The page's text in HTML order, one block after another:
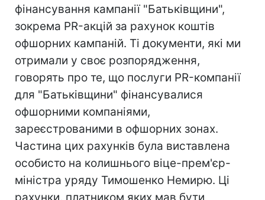
фінансування кампанії "Батьківщини",
зокрема PR-акцій за рахунок коштів
офшорних кампаній. Ті документи, які ми
отримали у своє розпорядження,
говорять про те, що послуги PR-компанії
для "Батьківщини" фінансувалися
офшорними компаніями,
зареєстрованими в офшорних зонах.
Частина цих рахунків була виставлена
особисто на колишнього віце-прем'єр-
міністра уряду Тимошенко Немирю. Ці